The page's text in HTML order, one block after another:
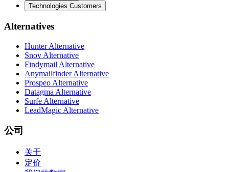
Technologies Customers
Alternatives
Hunter Alternative
Snov Alternative
Findymail Alternative
Anymailfinder Alternative
Prospeo Alternative
Datagma Alternative
Surfe Alternative
LeadMagic Alternative
公司
关于
定价